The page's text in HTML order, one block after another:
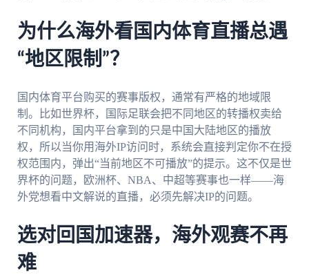
为什么海外看国内体育直播总遇
“地区限制”？
国内体育平台购买的赛事版权，通常有严格的地域限
制。比如世界杯，国际足联会把不同地区的转播权卖给
不同机构，国内平台拿到的只是中国大陆地区的播放
权，所以当你用海外IP访问时，系统会直接判定你不在授
权范围内，弹出“当前地区不可播放”的提示。这不仅是世
界杯的问题，欧洲杯、NBA、中超等赛事也一样——海
外党想看中文解说的直播，必须先解决IP的问题。
选对回国加速器，海外观赛不再
难